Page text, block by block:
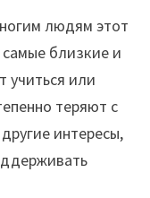
людям этот
близкие и
учиться или
теряют с
интересы,